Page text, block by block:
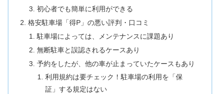
初心者でも簡単に利用ができる
格安駐車場「得P」の悪い評判・口コミ
駐車場によっては、メンテナンスに課題あり
無断駐車と誤認されるケースあり
予約をしたが、他の車が止まっていたケースもあり
利用規約は要チェック！駐車場の利用を「保
証」する規定はない